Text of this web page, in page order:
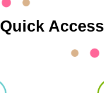
Quick Access